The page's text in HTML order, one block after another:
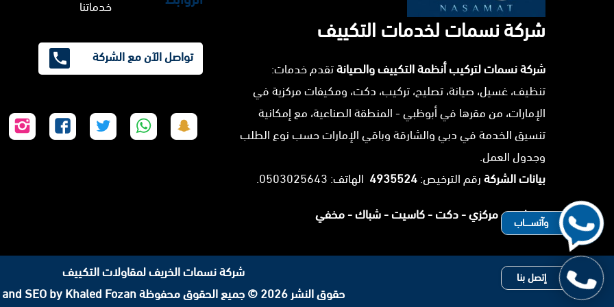
شركة نسمات لخدمات التكييف
شركة نسمات لتركيب أنظمة التكييف والصيانةتقدم خدمات:
تنظيف، غسيل، صيانة، تصليح، تركيب، دكت، ومكيفات مركزية في
الإمارات، من مقرها في أبوظبي - المنطقة الصناعية، مع إمكانية
تنسيق الخدمة في دبي والشارقة وباقي الإمارات حسب نوع الطلب
وجدول العمل.
بيانات الشركةرقم الترخيص:4935524 الهاتف: 0503025643.
سبليت -مركزي -دكت -كاسيت -شباك -مخفي
خدماتنا
تواصل الآن مع الشركة
على
على
على
على
على
شركة نسمات الخريف لمقاولات التكييف
حقوق النشر 2026 © جميع الحقوق محفوظة
SEO by Khaled Fozan
إتصل بنا
وآتســــاب